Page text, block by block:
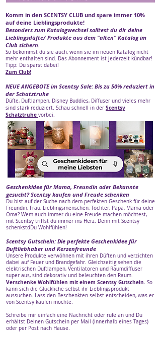
Komm in den SCENTSY CLUB und spare immer 10%
auf deine Lieblingsprodukte!
Besonders zum Katalogwechsel solltest du dir deine
Lieblingsdüfte/ Produkte aus dem "alten" Katalog im
Club sichern.
So bekommst du sie auch, wenn sie im neuen Katalog nicht
mehr enthalten sind. Das Abonnement ist jederzeit kündbar!
Tipp: Du sparst dabei!
Zum Club!
NEUE ANGEBOTE im Scentsy Sale: Bis zu 50% reduziert in
der Schatztruhe
Düfte, Duftlampen, Disney Buddies, Diffuser und vieles mehr
sind stark reduziert. Schau schnell in der Scentsy
Schatztruhe vorbei.
Geschenkidee für Mama, Freundin oder Bekannte
gesucht? Scentsy kaufen und Freude schenken
Du bist auf der Suche nach dem perfekten Geschenk für deine
Freundin, Frau, Lieblingsmenschen, Tochter, Papa, Mama oder
Oma? Wem auch immer du eine Freude machen möchtest,
mit Scentsy triffst du immer ins Herz. Denn mit Scentsy
schenkstdDu Wohlfühlen!
Scentsy Gutschein: Die perfekte Geschenkidee für
Duftliebhaber und Kerzenfreunde
Unsere Produkte verwöhnen mit ihren Düften und verzichten
dabei auf Feuer und Brandgefahr. Gleichzeitig sehen die
elektrischen Duftlampen, Ventilatoren und Raumdiffuser
super aus, sind dekorativ und beleuchten den Raum.
Verschenke Wohlfühlen mit einem Scentsy Gutschein. So
kann sich die Glückliche selbst ihr Lieblingsprodukt
aussuchen. Lass den Beschenkten selbst entscheiden, was er
von Scentsy kaufen möchte.
Schreibe mir einfach eine Nachricht oder rufe an und Du
erhältst Deinen Gutschein per Mail (innerhalb eines Tages)
oder per Post nach Hause.